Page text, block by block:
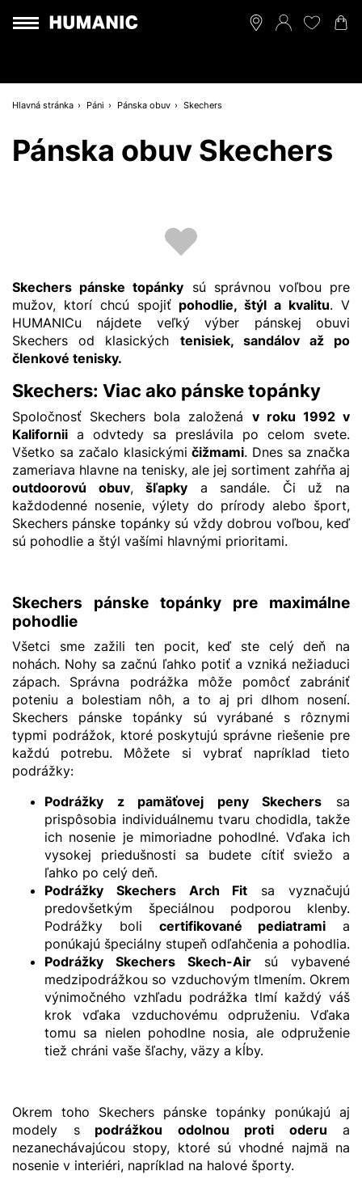
Hlavná stránka Páni Pánska obuv Skechers
Pánska obuv Skechers
Skechers pánske topánky sú správnou voľbou pre
mužov, ktorí chcú spojiť pohodlie, štýl a kvalitu. V
HUMANICu nájdete veľký výber pánskej obuvi
Skechers od klasických tenisiek, sandálovaž po
členkové tenisky.
Skechers: Viac ako pánske topánky
Spoločnosť Skechers bola založená v roku 1992 v
Kalifornii a odvtedy sa preslávila po celom svete.
Všetko sa začalo klasickýmičižmami. Dnes sa značka
zameriava hlavne na tenisky, ale jej sortiment zahŕňa aj
outdoorovú obuv,šľapky a sandále. Či už na
každodenné nosenie, výlety do prírody alebo šport,
Skechers pánske topánky sú vždy dobrou voľbou, keď
sú pohodlie a štýl vašími hlavnými prioritami.
Skechers pánske topánky pre maximálne
pohodlie
Všetci sme zažili ten pocit, keď ste celý deň na
nohách. Nohy sa začnú ľahko potiť a vzniká nežiaduci
zápach. Správna podrážka môže pomôcť zabrániť
poteniu a bolestiam nôh, a to aj pri dlhom nosení.
Skechers pánske topánky sú vyrábané s rôznymi
typmi podrážok, ktoré poskytujú správne riešenie pre
každú potrebu. Môžete si vybrať napríklad tieto
podrážky:
Podrážky z pamäťovej peny Skechers sa
prispôsobia individuálnemu tvaru chodidla, takže
ich nosenie je mimoriadne pohodlné. Vďaka ich
vysokej priedušnosti sa budete cítiť sviežo a
ľahko po celý deň.
Podrážky Skechers Arch Fit sa vyznačujú
predovšetkým špeciálnou podporou klenby.
Podrážky boli certifikované pediatrami a
ponúkajú špeciálny stupeň odľahčenia a pohodlia.
Podrážky Skechers Skech-Air sú vybavené
medzipodrážkou so vzduchovým tlmením. Okrem
výnimočného vzhľadu podrážka tlmí každý váš
krok vďaka vzduchovému odpruženiu. Vďaka
tomu sa nielen pohodlne nosia, ale odpruženie
tiež chráni vaše šľachy, väzy a kĺby.
Okrem toho Skechers pánske topánky ponúkajú aj
modely s
podrážkou odolnou proti oderu a
nezanechávajúcou stopy, ktoré sú vhodné najmä na
nosenie v interiéri, napríklad na halové športy.